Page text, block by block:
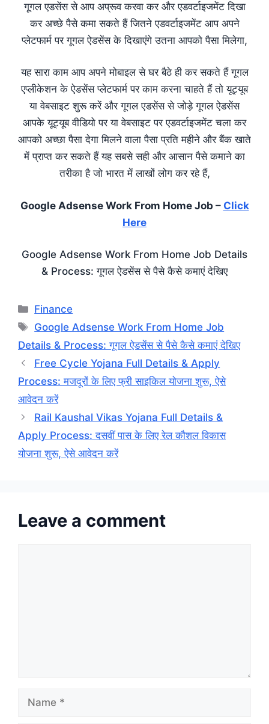
गूगल एडसेंस से आप अप्रूव करवा कर और एडवर्टाइजमेंट दिखा
कर अच्छे पैसे कमा सकते हैं जितने एडवर्टाइजमेंट आप अपने
प्लेटफार्म पर गूगल ऐडसेंस के दिखाएंगे उतना आपको पैसा मिलेगा,
यह सारा काम आप अपने मोबाइल से घर बैठे ही कर सकते हैं गूगल
एप्लीकेशन के ऐडसेंस प्लेटफार्म पर काम करना चाहते हैं तो यूट्यूब
या वेबसाइट शुरू करें और गूगल एडसेंस से जोड़े गूगल ऐडसेंस
आपके यूट्यूब वीडियो पर या वेबसाइट पर एडवर्टाइजमेंट चला कर
आपको अच्छा पैसा देगा मिलने वाला पैसा प्रति महीने और बैंक खाते
में प्राप्त कर सकते हैं यह सबसे सही और आसान पैसे कमाने का
तरीका है जो भारत में लाखों लोग कर रहे हैं,
Google Adsense Work From Home Job – Click
Here
Google Adsense Work From Home Job Details
& Process: गूगल ऐडसेंस से पैसे कैसे कमाएं देखिए
Categories
Finance
Tags
Google Adsense Work From Home Job
Details & Process: गूगल ऐडसेंस से पैसे कैसे कमाएं देखिए
Free Cycle Yojana Full Details & Apply
Process: मजदूरों के लिए फ्री साइकिल योजना शुरू, ऐसे
आवेदन करें
Rail Kaushal Vikas Yojana Full Details &
Apply Process: दसवीं पास के लिए रेल कौशल विकास
योजना शुरू, ऐसे आवेदन करें
Leave a comment
Name